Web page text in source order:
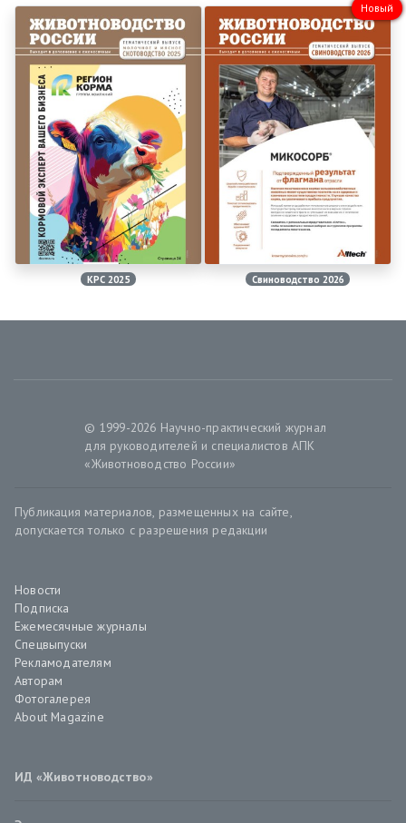
КРС 2025 Свиноводство 2026
Новый
© 1999-2026 Научно-практический журнал
для руководителей и специалистов АПК
«Животноводство России»
Публикация материалов, размещенных на сайте,
допускается только с разрешения редакции
Новости
Подписка
Ежемесячные журналы
Спецвыпуски
Рекламодателям
Авторам
Фотогалерея
About Magazine
ИД «Животноводство»